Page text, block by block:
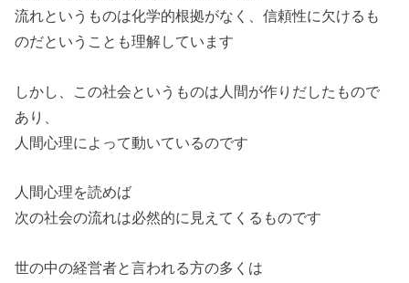
流れというものは化学的根拠がなく、信頼性に欠けるも
のだという ことも理解しています
しかし、この社会というものは人間が作りだしたもので
あり、
人間心理によって動いているのです
人間心理を読めば
次の社会の流れは必然的に見えてくるものです
世の中の経営者と言われる方の多くは